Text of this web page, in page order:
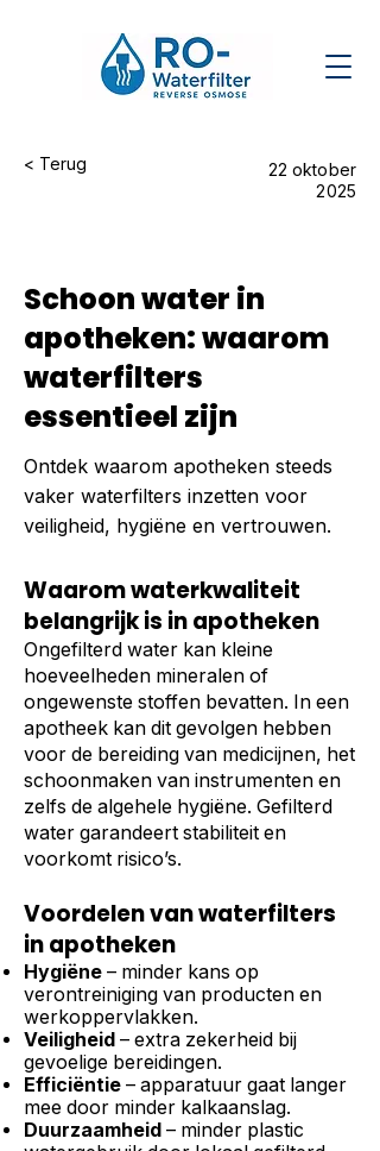
< Terug
22 oktober
2025
Schoon water in
apotheken: waarom
waterfilters
essentieel zijn
Ontdek waarom apotheken steeds
vaker waterfilters inzetten voor
veiligheid, hygiëne en vertrouwen.
Waarom waterkwaliteit
belangrijk is in apotheken
Ongefilterd water kan kleine
hoeveelheden mineralen of
ongewenste stoffen bevatten. In een
apotheek kan dit gevolgen hebben
voor de bereiding van medicijnen, het
schoonmaken van instrumenten en
zelfs de algehele hygiëne. Gefilterd
water garandeert stabiliteit en
voorkomt risico’s.
Voordelen van waterfilters
in apotheken
Hygiëne – minder kans op
verontreiniging van producten en
werkoppervlakken.
Veiligheid – extra zekerheid bij
gevoelige bereidingen.
Efficiëntie – apparatuur gaat langer
mee door minder kalkaanslag.
Duurzaamheid – minder plastic